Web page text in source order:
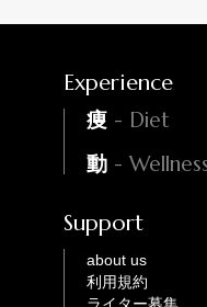
Experience
痩 - Diet
動 -
Support
about us
利用規約
ライター募集